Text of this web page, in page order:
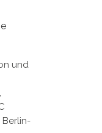
und
Berlin-